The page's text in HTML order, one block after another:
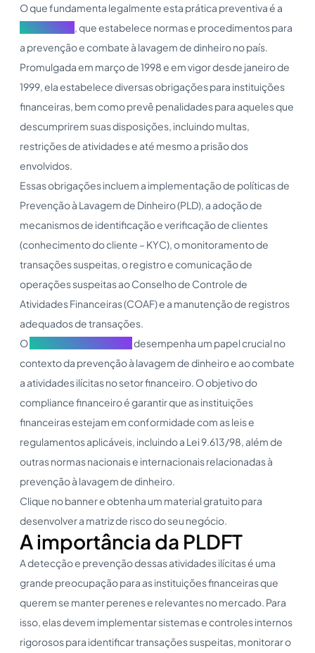
O que fundamenta legalmente esta prática preventiva é a
, que estabelece normas e procedimentos para
a prevenção e combate à lavagem de dinheiro no país.
Promulgada em março de 1998 e em vigor desde janeiro de
1999, ela estabelece diversas obrigações para instituições
financeiras, bem como prevê penalidades para aqueles que
descumprirem suas disposições, incluindo multas,
restrições de atividades e até mesmo a prisão dos
envolvidos.
Essas obrigações incluem a implementação de políticas de
Prevenção à Lavagem de Dinheiro (PLD), a adoção de
mecanismos de identificação e verificação de clientes
(conhecimento do cliente – KYC), o monitoramento de
transações suspeitas, o registro e comunicação de
operações suspeitas ao Conselho de Controle de
Atividades Financeiras (COAF) e a manutenção de registros
adequados de transações.
O
desempenha um papel crucial no
contexto da prevenção à lavagem de dinheiro e ao combate
a atividades ilícitas no setor financeiro. O objetivo do
compliance financeiro é garantir que as instituições
financeiras estejam em conformidade com as leis e
regulamentos aplicáveis, incluindo a Lei 9.613/98, além de
outras normas nacionais e internacionais relacionadas à
prevenção à lavagem de dinheiro.
Clique no banner e obtenha um material gratuito para
desenvolver a matriz de risco do seu negócio.
A importância da PLDFT
A detecção e prevenção dessas atividades ilícitas é uma
grande preocupação para as instituições financeiras que
querem se manter perenes e relevantes no mercado. Para
isso, elas devem implementar sistemas e controles internos
rigorosos para identificar transações suspeitas, monitorar o